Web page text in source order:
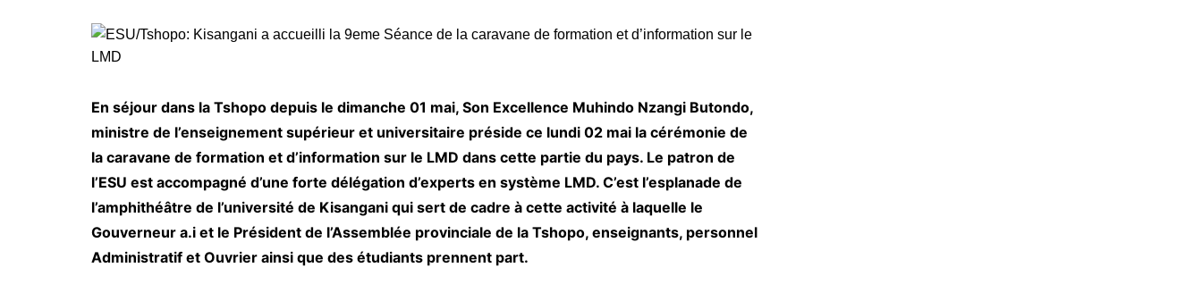
En séjour dans la Tshopo depuis le dimanche 01 mai, Son Excellence Muhindo Nzangi Butondo,
ministre de l’enseignement supérieur et universitaire préside ce lundi 02 mai la cérémonie de
la caravane de formation et d’information sur le LMD dans cette partie du pays. Le patron de
l’ESU est accompagné d’une forte délégation d’experts en système LMD. C’est l’esplanade de
l’amphithéâtre de l’université de Kisangani qui sert de cadre à cette activité à laquelle le
Gouverneur a.i et le Président de l’Assemblée provinciale de la Tshopo, enseignants, personnel
Administratif et Ouvrier ainsi que des étudiants prennent part.